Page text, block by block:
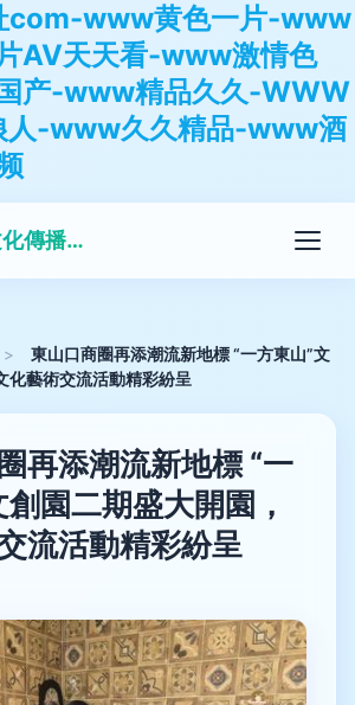
com-www黄色一片-www
AV天天看-www激情色
产-www精品久久-WWW
人-www久久精品-www酒
河南藝境空間文化傳播有限公司
>
東山口商圈再添潮流新地標 “一方東山”文
化藝術交流活動精彩紛呈
再添潮流新地標 “一
園二期盛大開園，
流活動精彩紛呈